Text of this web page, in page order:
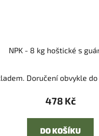
NPK - 8 kg hoštické s
Doručení obvykle do
478 Kč
DO KOŠÍKU